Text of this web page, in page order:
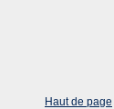
Haut de page